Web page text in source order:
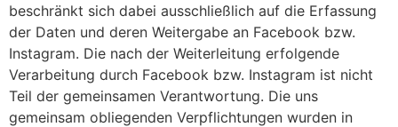
beschränkt sich dabei ausschließlich auf die Erfassung
der Daten und deren Weitergabe an Facebook bzw.
Instagram. Die nach der Weiterleitung erfolgende
Verarbeitung durch Facebook bzw. Instagram ist nicht
Teil der gemeinsamen Verantwortung. Die uns
gemeinsam obliegenden Verpflichtungen wurden in